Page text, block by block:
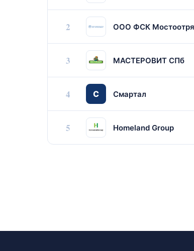
2 ООО ФСК
3 МАСТЕРОВИТ СПб
4 С Смартал
5 Homeland Group